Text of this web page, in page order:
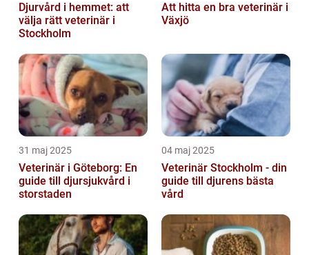
Djurvård i hemmet: att
välja rätt veterinär i
Stockholm
Att hitta en bra veterinär i
Växjö
31 maj 2025
Veterinär i Göteborg: En
guide till djursjukvård i
storstaden
04 maj 2025
Veterinär Stockholm - din
guide till djurens bästa
vård